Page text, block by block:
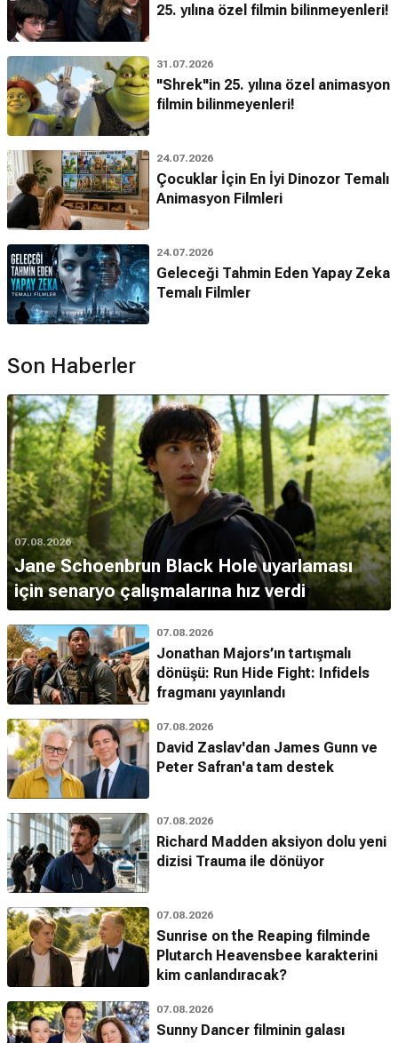
25. yılına özel filmin bilinmeyenleri!
31.07.2026
"Shrek"in 25. yılına özel animasyon
filmin bilinmeyenleri!
24.07.2026
Çocuklar İçin En İyi Dinozor Temalı
Animasyon Filmleri
24.07.2026
Geleceği Tahmin Eden Yapay Zeka
Temalı Filmler
Son Haberler
07.08.2026
Jane Schoenbrun Black Hole uyarlaması
için senaryo çalışmalarına hız verdi
07.08.2026
Jonathan Majors’ın tartışmalı
dönüşü: Run Hide Fight: Infidels
fragmanı yayınlandı
07.08.2026
David Zaslav'dan James Gunn ve
Peter Safran'a tam destek
07.08.2026
Richard Madden aksiyon dolu yeni
dizisi Trauma ile dönüyor
07.08.2026
Sunrise on the Reaping filminde
Plutarch Heavensbee karakterini
kim canlandıracak?
07.08.2026
Sunny Dancer filminin galası